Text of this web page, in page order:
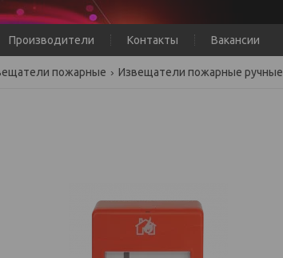
Производители Контакты Вакансии
пожарные Извещатели пожарные ручные